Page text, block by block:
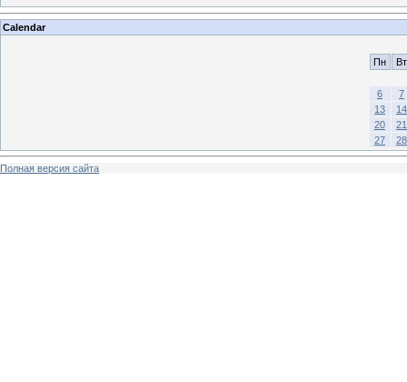
Calendar
Пн Вт
6
7
13
14
20
21
27
28
Полная версия сайта